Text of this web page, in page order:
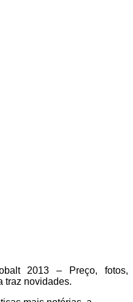
2013 – Preço, fotos,
traz novidades.